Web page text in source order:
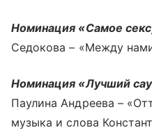
Номинация «Самое
Седокова – «Между
Номинация «Лучший
Паулина Андреева –
музыка и слова